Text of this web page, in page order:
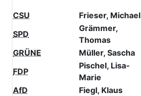
CSU
Frieser, Michael
SPD
Grämmer,
Thomas
GRÜNE
Müller, Sascha
FDP
Pischel, Lisa-
Marie
AfD
Fiegl, Klaus